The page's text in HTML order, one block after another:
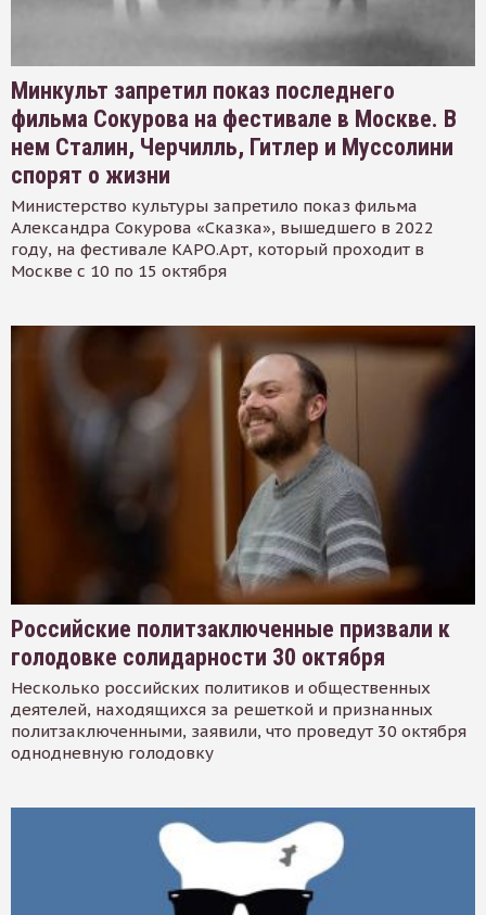
Минкульт запретил показ последнего
фильма Сокурова на фестивале в Москве. В
нем Сталин, Черчилль, Гитлер и Муссолини
спорят о жизни
Министерство культуры запретило показ фильма
Александра Сокурова «Сказка», вышедшего в 2022
году, на фестивале КАРО.Арт, который проходит в
Москве с 10 по 15 октября
Российские политзаключенные призвали к
голодовке солидарности 30 октября
Несколько российских политиков и общественных
деятелей, находящихся за решеткой и признанных
политзаключенными, заявили, что проведут 30 октября
однодневную голодовку